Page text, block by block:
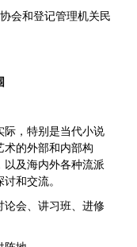
会和登记管理机关民
际，特别是当代小说
的外部和内部构
及海内外各种流派
和交流。
论会、讲习班、进修